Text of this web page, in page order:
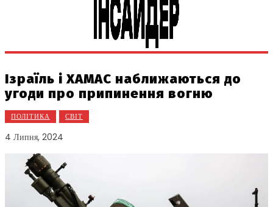
Ізраїль і ХАМАС наближаються до
угоди про припинення вогню
ПОЛІТИКА СВІТ
4 Липня, 2024